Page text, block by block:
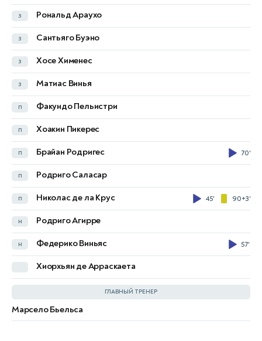
з Рональд Араухо
з Сантьяго Буэно
з Хосе Хименес
з Матиас Винья
п Факундо Пельистри
п Хоакин Пикерес
п Брайан Родригес 70'
п Родриго Саласар
п Николас де ла Крус 45' 90+3'
н Родриго Агирре
н Федерико Виньяс 57'
Хиорхьян де Арраскаета
ГЛАВНЫЙ ТРЕНЕР
Марсело Бьельса
з Алехандро Гримальдо
з Марк Пубиль
п Даниэль Ольмо
п Педро Порро
п Гави
п Фабиан Руис
п Мартин Субименди
н Борха Иглесиас
н Виктор Муньос
н Ереми Пино
н Ферран Торрес
н Нико Уильямс
Луис де ла Фуэнте